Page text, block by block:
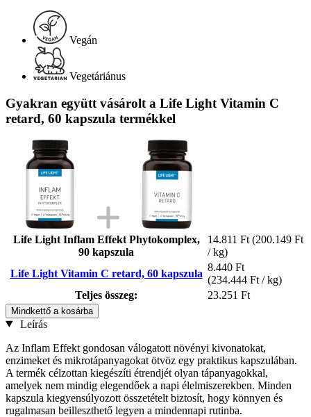
Vegán
Vegetáriánus
Gyakran együtt vásárolt a Life Light Vitamin C
retard, 60 kapszula termékkel
Life Light Inflam Effekt Phytokomplex,
90 kapszula
14.811 Ft (200.149 Ft
/ kg)
Life Light Vitamin C retard, 60 kapszula
8.440 Ft
(234.444 Ft / kg)
Teljes összeg:
23.251 Ft
Mindkettő a kosárba
Leírás
Az Inflam Effekt gondosan válogatott növényi kivonatokat,
enzimeket és mikrotápanyagokat ötvöz egy praktikus kapszulában.
A termék célzottan kiegészíti étrendjét olyan tápanyagokkal,
amelyek nem mindig elegendőek a napi élelmiszerekben. Minden
kapszula kiegyensúlyozott összetételt biztosít, hogy könnyen és
rugalmasan beilleszthető legyen a mindennapi rutinba.